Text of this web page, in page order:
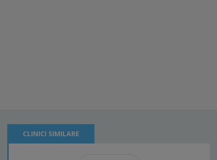
CLINICI SIMILARE